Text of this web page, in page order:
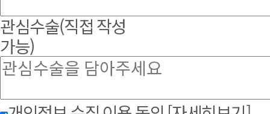
관심수술(직접 작성
가능)